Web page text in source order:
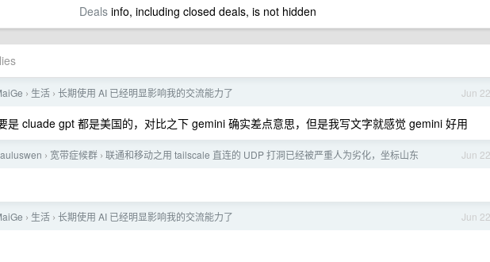
Dealsinfo, including closed deals, is not hidden
Jun 22
› 生活 › 长期使用 AI 已经明显影响我的交流能力了
是 cluade gpt 都是美国的，对比之下 gemini 确实差点意思，但是我写文字就感觉 gemini 好用
Jun 22
› 宽带症候群 › 联通和移动之用 tailscale 直连的 UDP 打洞已经被严重人为劣化，坐标山东
Jun 22
› 生活 › 长期使用 AI 已经明显影响我的交流能力了